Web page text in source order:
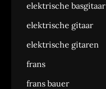
elektrische basgitaar
elektrische gitaar
elektrische gitaren
frans
frans bauer